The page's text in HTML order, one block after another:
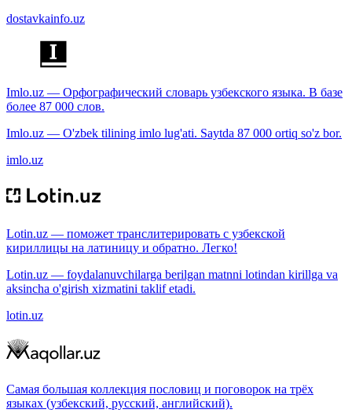
dostavkainfo.uz
Imlo.uz — Орфографический словарь узбекского языка. В базе
более 87 000 слов.
Imlo.uz — O'zbek tilining imlo lug'ati. Saytda 87 000 ortiq so'z bor.
imlo.uz
Lotin.uz — поможет транслитерировать с узбекской
кириллицы на латиницу и обратно. Легко!
Lotin.uz — foydalanuvchilarga berilgan matnni lotindan kirillga va
aksincha o'girish xizmatini taklif etadi.
lotin.uz
Самая большая коллекция пословиц и поговорок на трёх
языках (узбекский, русский, английский).